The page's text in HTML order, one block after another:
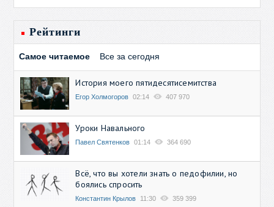
Рейтинги
Самое читаемое Все за сегодня
История моего пятидесятисемитства
Егор Холмогоров 02:14 407 970
Уроки Навального
Павел Святенков 01:14 364 690
Всё, что вы хотели знать о педофилии, но
боялись спросить
Константин Крылов 11:30 359 399